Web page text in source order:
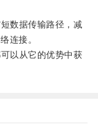
数据传输路径，减
连接。
以从它的优势中获